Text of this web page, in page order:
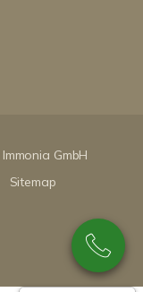
Immonia GmbH
Sitemap